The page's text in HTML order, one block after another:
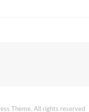
Theme. All rights reserved